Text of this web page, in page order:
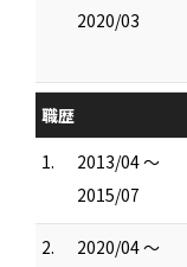
2020/03
職歴
1.
2013/04 ～
2015/07
2.
2020/04 ～